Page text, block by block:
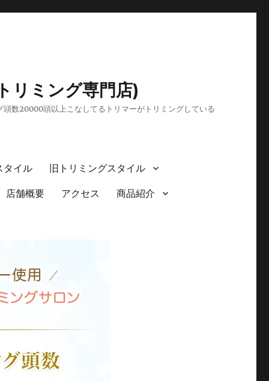
リミング専門店)
数20000頭以上こなしてるトリマーがトリミングしている
タイル 旧トリミングスタイル
店舗概要 アクセス 商品紹介